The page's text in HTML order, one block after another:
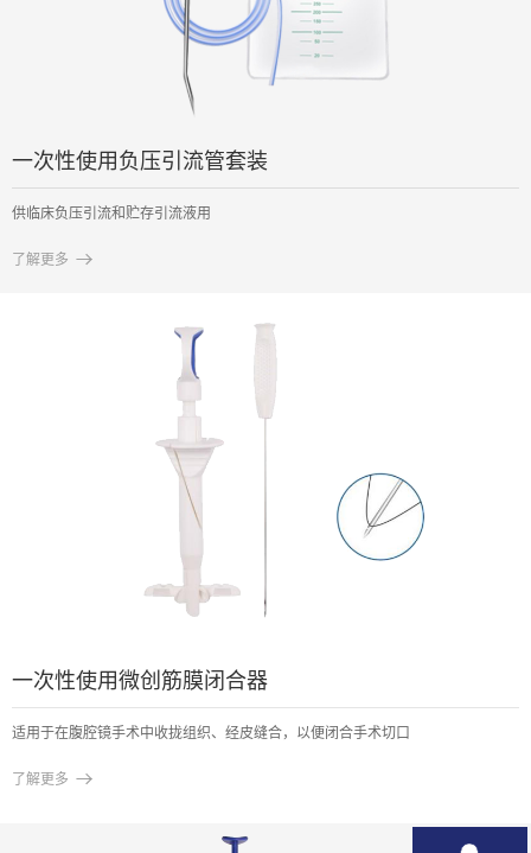
一次性使用负压引流管套装
供临床负压引流和贮存引流液用
了解更多 
一次性使用微创筋膜闭合器
适用于在腹腔镜手术中收拢组织、经皮缝合，以便闭合手术切口
了解更多 